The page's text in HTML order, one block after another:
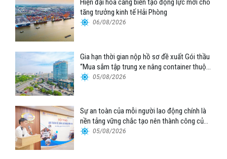
Hiện đại hóa cảng biển tạo động lực mới cho
tăng trưởng kinh tế Hải Phòng
06/08/2026
Gia hạn thời gian nộp hồ sơ đề xuất Gói thầu
“Mua sắm tập trung xe nâng container thuộc
Tổng công ty Hàng hải Việt Nam – CTCP”
05/08/2026
Sự an toàn của mỗi người lao động chính là
nền tảng vững chắc tạo nên thành công của
Cảng Đà Nẵng
05/08/2026